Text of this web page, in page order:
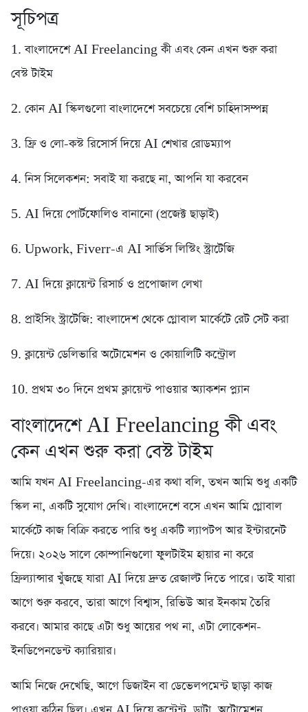
সূচিপত্র
1. বাংলাদেশে AI Freelancing কী এবং কেন এখন শুরু করা
বেস্ট টাইম
2. কোন AI স্কিলগুলো বাংলাদেশে সবচেয়ে বেশি চাহিদাসম্পন্ন
3. ফ্রি ও লো-কস্ট রিসোর্স দিয়ে AI শেখার রোডম্যাপ
4. নিস সিলেকশন: সবাই যা করছে না, আপনি যা করবেন
5. AI দিয়ে পোর্টফোলিও বানানো (প্রজেক্ট ছাড়াই)
6. Upwork, Fiverr-এ AI সার্ভিস লিস্টিং স্ট্রাটেজি
7. AI দিয়ে ক্লায়েন্ট রিসার্চ ও প্রপোজাল লেখা
8. প্রাইসিং স্ট্রাটেজি: বাংলাদেশ থেকে গ্লোবাল মার্কেটে রেট সেট করা
9. ক্লায়েন্ট ডেলিভারি অটোমেশন ও কোয়ালিটি কন্ট্রোল
10. প্রথম ৩০ দিনে প্রথম ক্লায়েন্ট পাওয়ার অ্যাকশন প্ল্যান
বাংলাদেশে AI Freelancing কী এবং
কেন এখন শুরু করা বেস্ট টাইম
আমি যখন AI Freelancing-এর কথা বলি, তখন আমি শুধু একটি
স্কিল না, একটি সুযোগ দেখি। বাংলাদেশে বসে এখন আমি গ্লোবাল
মার্কেটে কাজ বিক্রি করতে পারি শুধু একটি ল্যাপটপ আর ইন্টারনেট
দিয়ে। ২০২৬ সালে কোম্পানিগুলো ফুলটাইম হায়ার না করে
ফ্রিল্যান্সার খুঁজছে যারা AI দিয়ে দ্রুত রেজাল্ট দিতে পারে। তাই যারা
আগে শুরু করবে, তারা আগে বিশ্বাস, রিভিউ আর ইনকাম তৈরি
করবে। আমার কাছে এটা শুধু আয়ের পথ না, এটা লোকেশন-
ইনডিপেনডেন্ট ক্যারিয়ার।
আমি নিজে দেখেছি, আগে ডিজাইন বা ডেভেলপমেন্ট ছাড়া কাজ